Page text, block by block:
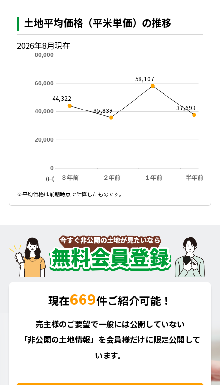
土地平均価格（平米単価）の推移
2026年8月現在
３年前 ２年前 １年前 半年前
0
20,000
40,000
60,000
80,000
44,322
35,839
58,107
37,698
(円)
※平均価格は前期時点で計算したものです。
現在669件ご紹介可能！
売主様のご要望で一般には公開していない
「非公開の土地情報」を会員様だけに限定公開して
います。